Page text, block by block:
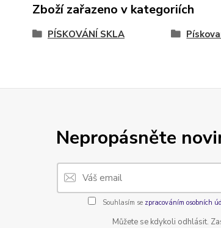
Zboží zařazeno v kategoriích
PÍSKOVÁNÍ SKLA
Nepropásněte
Souhlasím se zpracováním osobních
Můžete se kdykoli odhlásit.